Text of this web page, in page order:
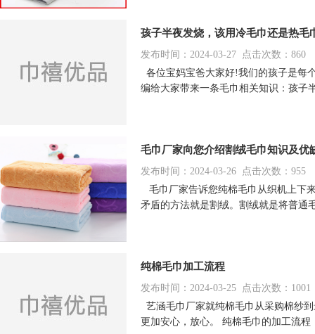
孩子半夜发烧，该用冷毛巾还是热毛
发布时间：2024-03-27 点击次数：860
各位宝妈宝爸大家好!我们的孩子是每
编给大家带来一条毛巾相关知识：孩
毛巾厂家向您介绍割绒毛巾知识及优
发布时间：2024-03-26 点击次数：955
毛巾厂家告诉您纯棉毛巾从织机上下
矛盾的方法就是割绒。割绒就是将普通
纯棉毛巾加工流程
发布时间：2024-03-25 点击次数：1001
艺涵毛巾厂家就纯棉毛巾从采购棉纱
更加安心，放心。 纯棉毛巾的加工流